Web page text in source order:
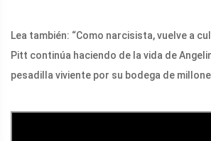
Lea también: “Como narcisista, vuelve a
Pitt continúa haciendo de la vida de
pesadilla viviente por su bodega de